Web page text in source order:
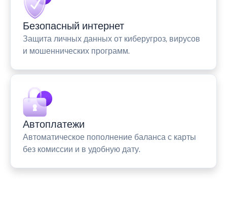
Безопасный интернет
Защита личных данных от киберугроз, вирусов
и мошеннических программ.
Автоплатежи
Автоматическое пополнение баланса с карты
без комиссии и в удобную дату.